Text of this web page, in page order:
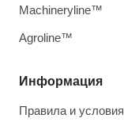
Информация
Правила и условия
Machineryline™
Agroline™